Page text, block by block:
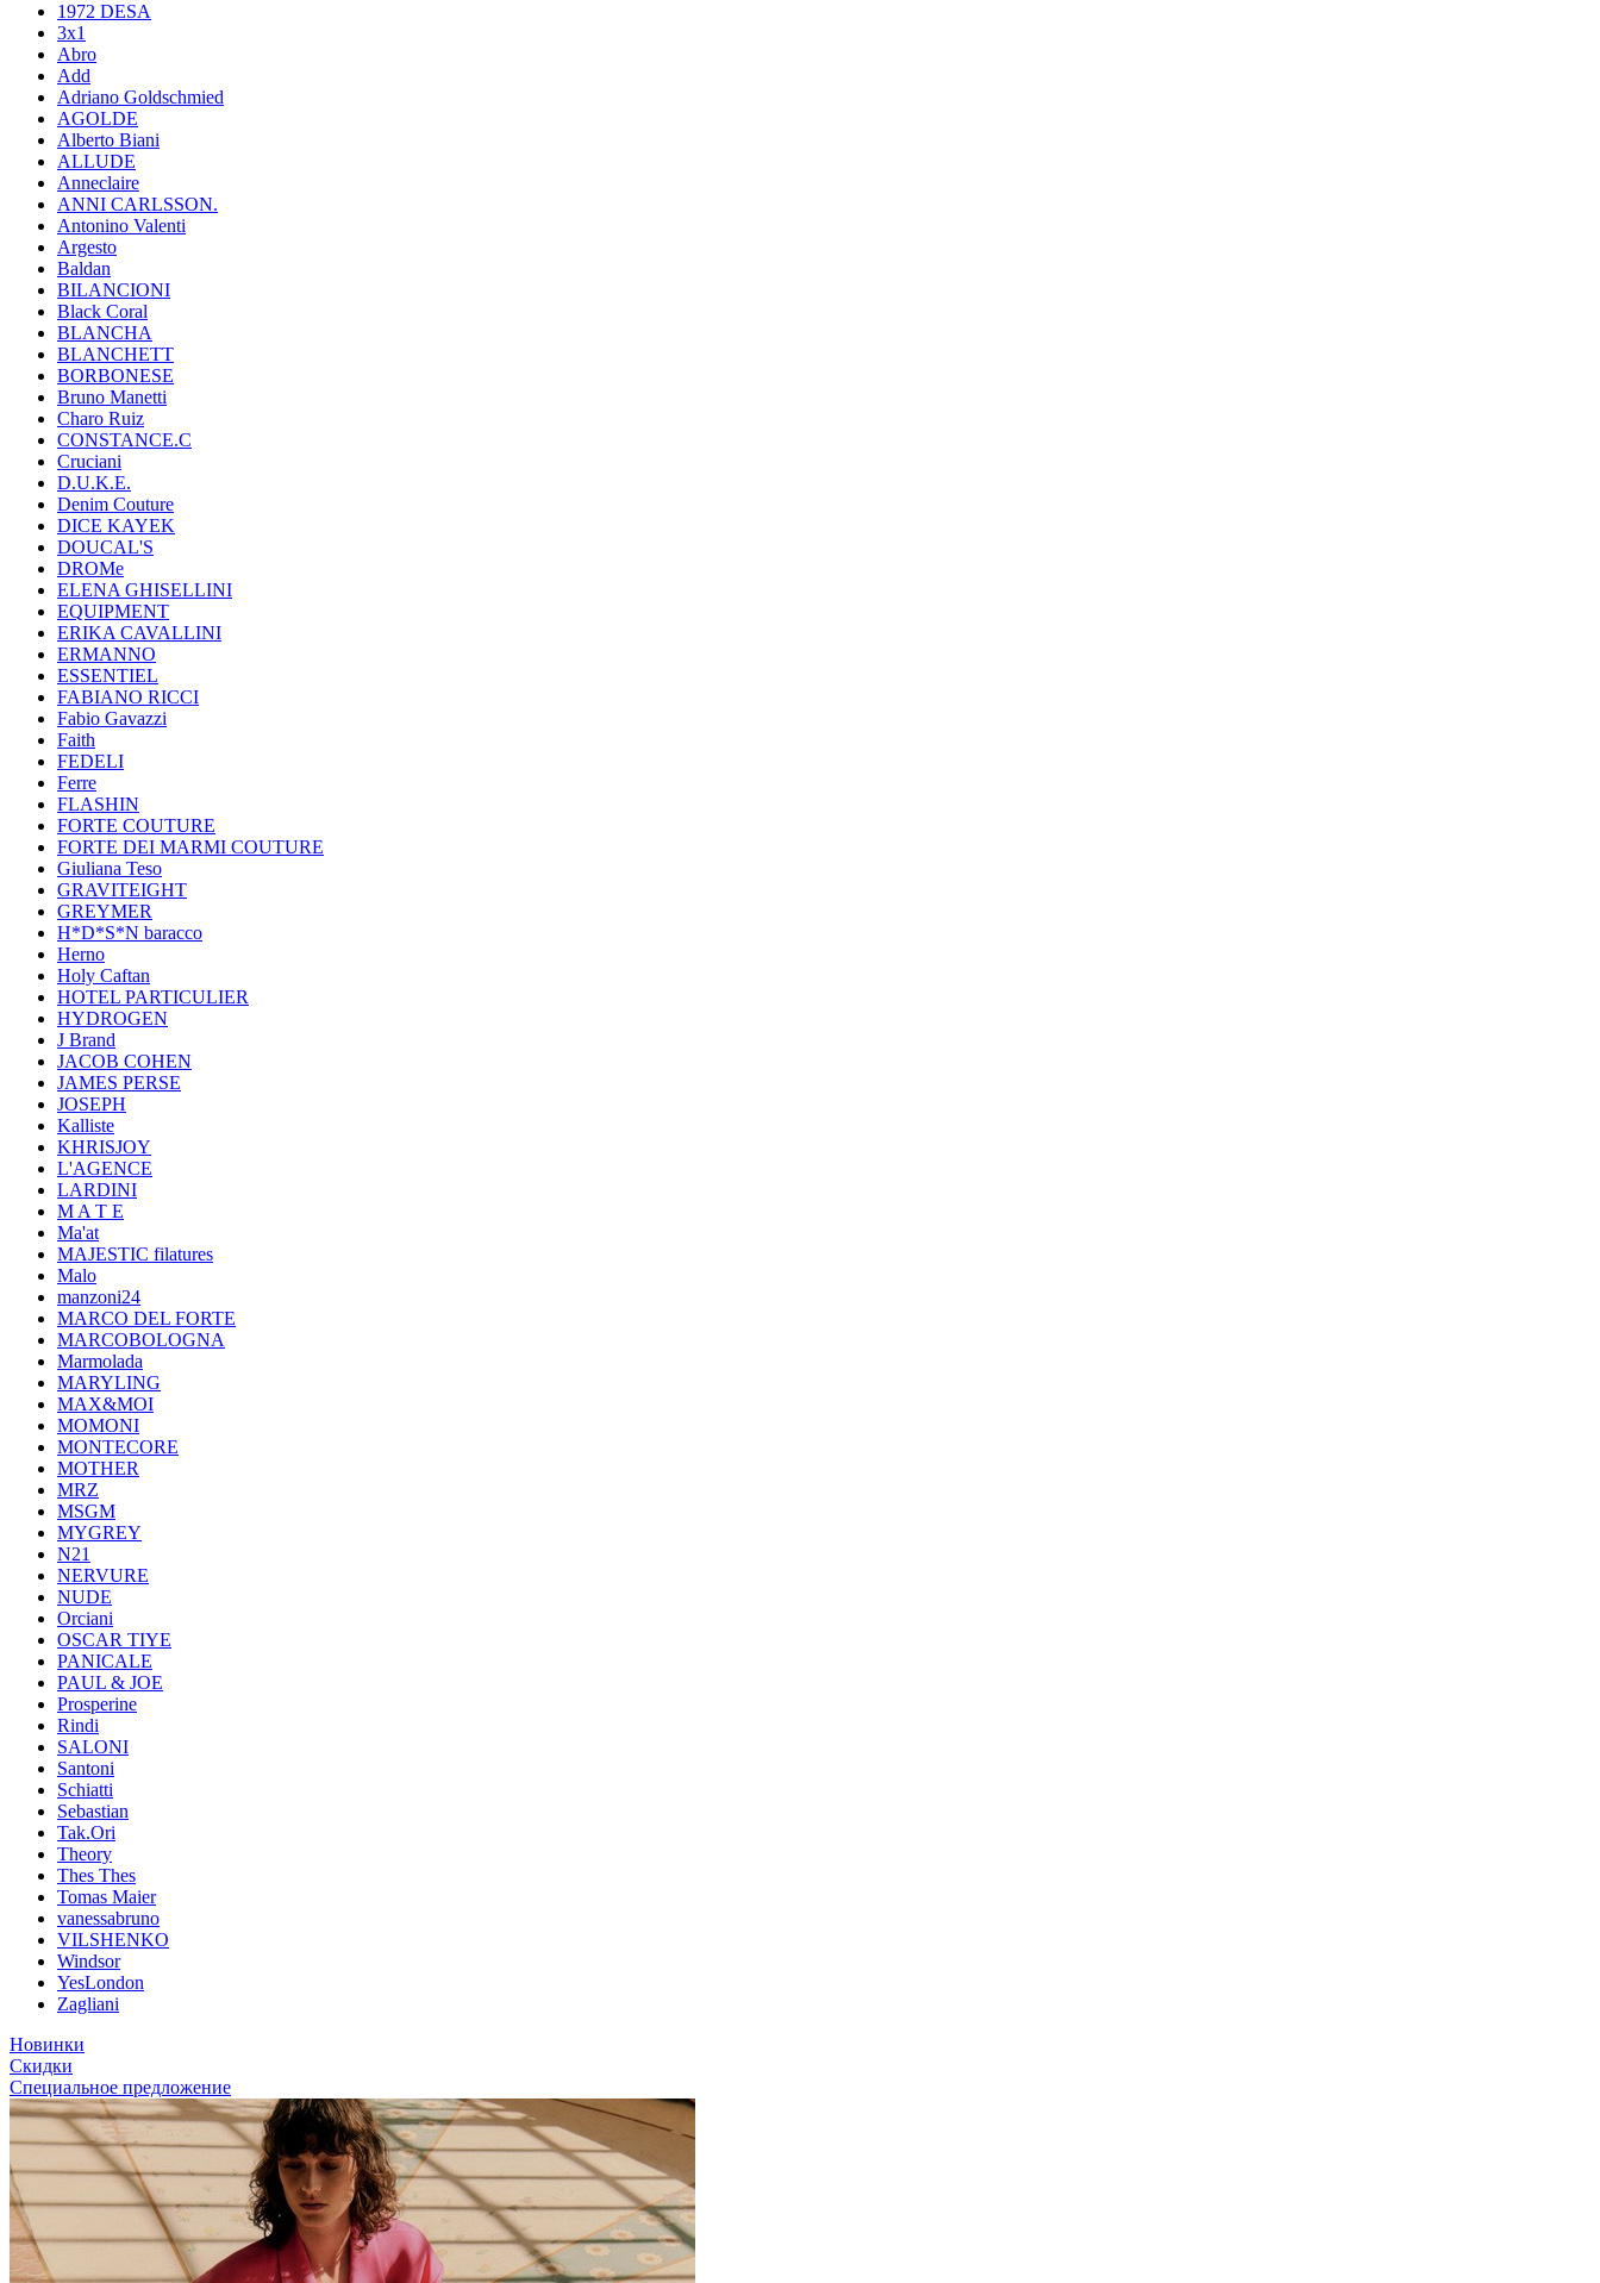
1972 DESA
3x1
Abro
Add
Adriano Goldschmied
AGOLDE
Alberto Biani
ALLUDE
Anneclaire
ANNI CARLSSON.
Antonino Valenti
Argesto
Baldan
BILANCIONI
Black Coral
BLANCHA
BLANCHETT
BORBONESE
Bruno Manetti
Charo Ruiz
CONSTANCE.C
Cruciani
D.U.K.E.
Denim Couture
DICE KAYEK
DOUCAL'S
DROMe
ELENA GHISELLINI
EQUIPMENT
ERIKA CAVALLINI
ERMANNO
ESSENTIEL
FABIANO RICCI
Fabio Gavazzi
Faith
FEDELI
Ferre
FLASHIN
FORTE COUTURE
FORTE DEI MARMI COUTURE
Giuliana Teso
GRAVITEIGHT
GREYMER
H*D*S*N baracco
Herno
Holy Caftan
HOTEL PARTICULIER
HYDROGEN
J Brand
JACOB COHEN
JAMES PERSE
JOSEPH
Kalliste
KHRISJOY
L'AGENCE
LARDINI
M A T E
Ma'at
MAJESTIC filatures
Malo
manzoni24
MARCO DEL FORTE
MARCOBOLOGNA
Marmolada
MARYLING
MAX&MOI
MOMONI
MONTECORE
MOTHER
MRZ
MSGM
MYGREY
N21
NERVURE
NUDE
Orciani
OSCAR TIYE
PANICALE
PAUL & JOE
Prosperine
Rindi
SALONI
Santoni
Schiatti
Sebastian
Tak.Ori
Theory
Thes Thes
Tomas Maier
vanessabruno
VILSHENKO
Windsor
YesLondon
Zagliani
Новинки
Скидки
Специальное предложение